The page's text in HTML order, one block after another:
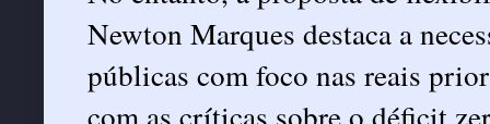
Newton Marques destaca a
públicas com foco nas reais
com as críticas sobre o déficit